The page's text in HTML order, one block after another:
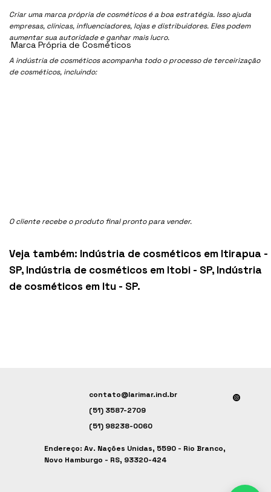
Criar uma marca própria de cosméticos é a boa estratégia. Isso ajuda
empresas, clínicas, influenciadores, lojas e distribuidores. Eles podem
aumentar sua autoridade e ganhar mais lucro.
A indústria de cosméticos acompanha todo o processo de terceirização
de cosméticos, incluindo:
O cliente recebe o produto final pronto para vender.
Veja também: Indústria de cosméticos em Itirapua -
SP, Indústria de cosméticos em Itobi - SP, Indústria
de cosméticos em Itu - SP.
Marca Própria de Cosméticos
contato@larimar.ind.br
(51) 3587-2709
(51) 98238-0060
Endereço: Av. Nações Unidas, 5590 - Rio Branco,
Novo Hamburgo - RS, 93320-424